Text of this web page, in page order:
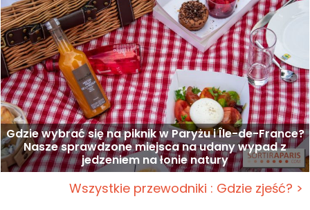
Gdzie wybrać się na piknik w Paryżu i Île-de-France?
Nasze sprawdzone miejsca na udany wypad z
jedzeniem na łonie natury
Wszystkie przewodniki : Gdzie zjeść? >